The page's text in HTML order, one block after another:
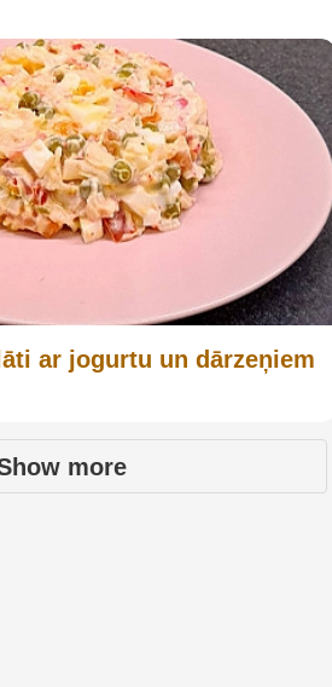
ar jogurtu un dārzeņiem
more